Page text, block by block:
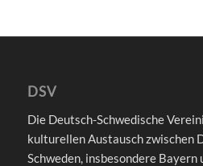
DSV
Die Deutsch-Schwedische
kulturellen Austausch zwischen
Schweden, insbesondere Bayern